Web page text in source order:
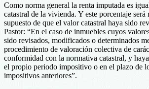
Como norma general la renta imputada es
catastral de la vivienda. Y este porcentaje
supuesto de que el valor catastral haya sido
Pastor: “En el caso de inmuebles cuyos
sido revisados, modificados o determinados
procedimiento de valoración colectiva de
conformidad con la normativa catastral, y
el propio periodo impositivo o en el plazo de
impositivos anteriores”.